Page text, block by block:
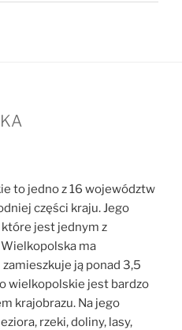
to jedno z 16 województw
części kraju. Jego
jest jednym z
ma
ją ponad 3,5
wielkopolskie jest bardzo
krajobrazu. Na jego
rzeki, doliny, lasy,